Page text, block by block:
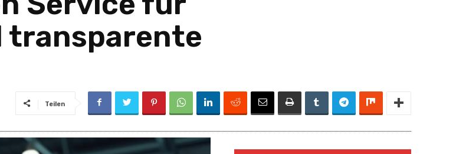
transparente
Teilen